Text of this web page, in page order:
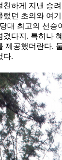
친하게 지낸 승
렀던 초의와 여
대 최고의 선승
겼다지. 특히나
제공했더란다.
다.